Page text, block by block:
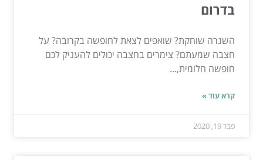
בדרום
השגרה שוחקת? שואפים לצאת לחופשה בקרובה? על
חצבה שמעתם? צימרים בחצבה יכולים להעניק לכם
חופשה חלומית,...
קרא עוד »
פבר 19, 2020